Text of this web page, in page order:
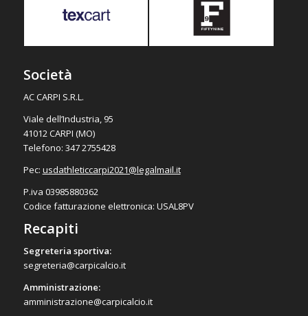
Società
AC CARPI S.R.L.
Viale dell’Industria, 95
41012 CARPI (MO)
Telefono: 347 2755428
Pec: usdathleticcarpi2021@legalmail.it
P.iva 03985880362
Codice fatturazione elettronica: USAL8PV
Recapiti
Segreteria sportiva:
segreteria@carpicalcio.it
Amministrazione:
amministrazione@carpicalcio.it